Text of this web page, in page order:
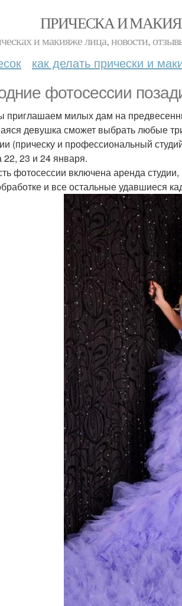
ПРИЧЕСКА И
и макияже лица, новости,
как делать прически и
фотосессии
приглашаем милых дам на
девушка сможет выбрать любые
(прическу и профессиональный
22, 23 и 24 января.
фотосессии включена аренда
и все остальные удавшиеся